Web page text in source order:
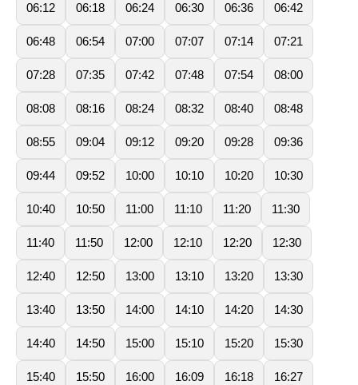
06:12 06:18 06:24 06:30 06:36 06:42
06:48 06:54 07:00 07:07 07:14 07:21
07:28 07:35 07:42 07:48 07:54 08:00
08:08 08:16 08:24 08:32 08:40 08:48
08:55 09:04 09:12 09:20 09:28 09:36
09:44 09:52 10:00 10:10 10:20 10:30
10:40 10:50 11:00 11:10 11:20 11:30
11:40 11:50 12:00 12:10 12:20 12:30
12:40 12:50 13:00 13:10 13:20 13:30
13:40 13:50 14:00 14:10 14:20 14:30
14:40 14:50 15:00 15:10 15:20 15:30
15:40 15:50 16:00 16:09 16:18 16:27